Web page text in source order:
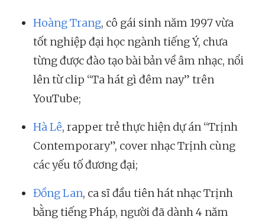
Hoàng Trang, cô gái sinh năm 1997 vừa
tốt nghiệp đại học ngành tiếng Ý, chưa
từng được đào tạo bài bản về âm nhạc, nổi
lên từ clip “Ta hát gì đêm nay” trên
YouTube;
Hà Lê, rapper trẻ thực hiện dự án “Trịnh
Contemporary”, cover nhạc Trịnh cùng
các yếu tố đương đại;
Đồng Lan, ca sĩ đầu tiên hát nhạc Trịnh
bằng tiếng Pháp, người đã dành 4 năm